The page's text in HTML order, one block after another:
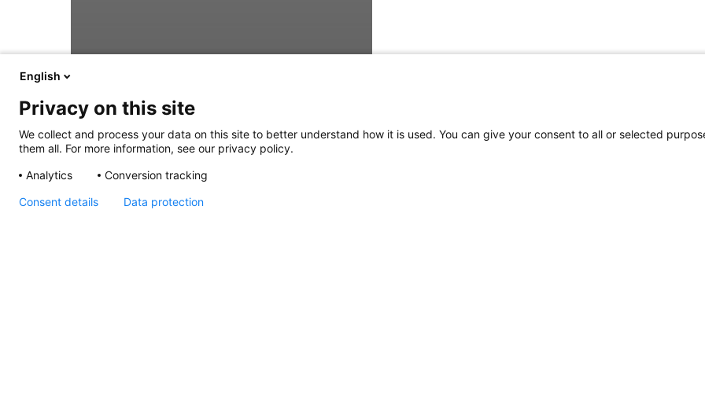
English
Privacy on this site
We collect and process your data on this site to better understand how it is used. You can give your consent to all or selected
them all. For more information, see our privacy policy.
Analytics
Conversion tracking
Consent details Data protection